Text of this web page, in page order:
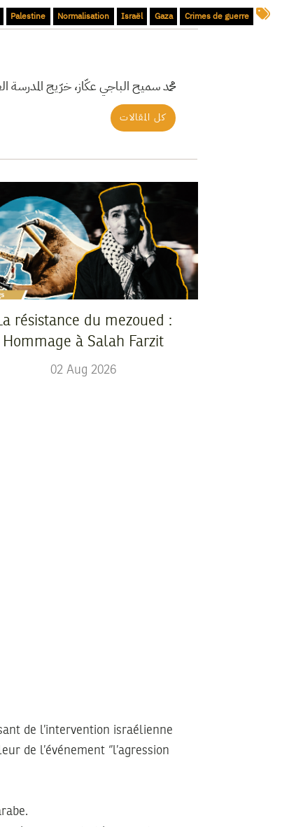
Crimes de guerre
Gaza
Israël
Normalisation
Palestine
محمد سميح الباجي عكّاز، خرّيج
كل المقالات
résistance du mezoued :
Hommage à Salah Farzit
02 Aug 2026
de l’intervention israélienne
de l’événement ‘’l’agression